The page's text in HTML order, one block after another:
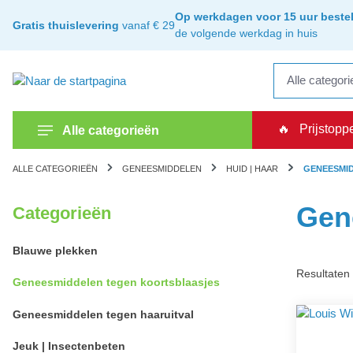
general.skipToNavigation
Gratis thuislevering vanaf € 29
Op werkdagen voor 15 uur
de volgende werkdag in huis
Alle categorieën 🔥
ALLE CATEGORIEËN GENEESMIDDELEN HUID | HAAR
Categorieën
Blauwe plekken
Geneesmiddelen tegen koortsblaasjes
Geneesmiddelen tegen haaruitval
Jeuk | Insectenbeten